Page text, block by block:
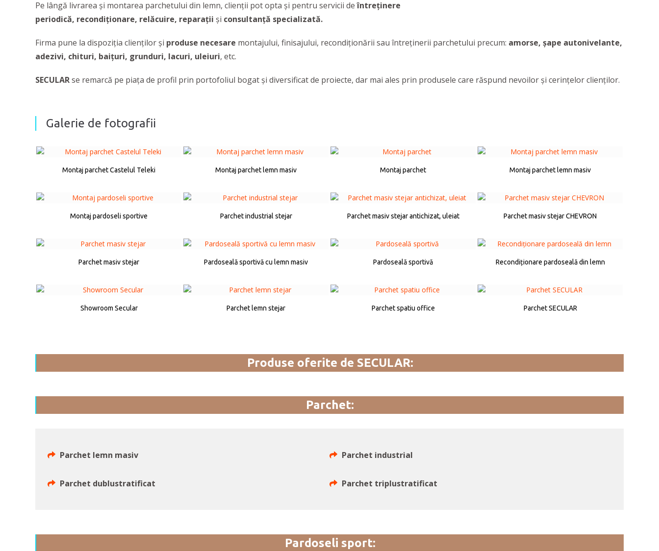
Pe lângă livrarea și montarea parchetului din lemn, clienții pot opta și pentru servicii deîntreținere
periodică, recondiționare, relăcuire, reparații și consultanță specializată.
Firma pune la dispoziția clienților și produse necesare montajului, finisajului, recondiționării sau întreținerii parchetului precum: amorse, șape autonivelante,
adezivi, chituri, baițuri, grunduri, lacuri, uleiuri, etc.
SECULARse remarcă pe piața de profil prin portofoliul bogat și diversificat de proiecte, dar mai ales prin produsele care răspund nevoilor și cerințelor clienților.
Galerie de fotografii
Montaj parchet Castelul Teleki Montaj parchet lemn masiv Montaj parchet Montaj parchet lemn masiv
Montaj pardoseli sportive Parchet industrial stejar Parchet masiv stejar antichizat, uleiat Parchet masiv stejar CHEVRON
Parchet masiv stejar Pardoseală sportivă cu lemn masiv Pardoseală sportivă Recondiționare pardoseală din lemn
Showroom Secular Parchet lemn stejar Parchet spatiu office Parchet SECULAR
Produse oferite de SECULAR:
Parchet:
Parchet lemn masiv Parchet industrial
Parchet dublustratificat Parchet triplustratificat
Pardoseli sport: